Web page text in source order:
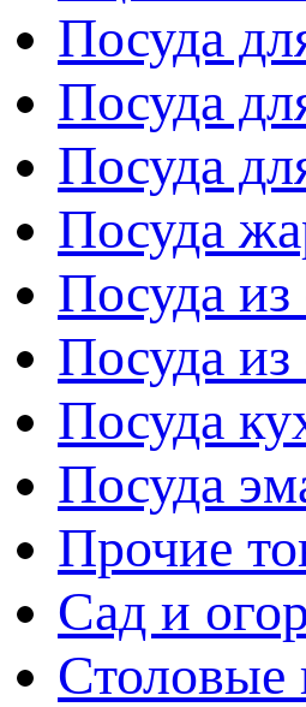
Посуда
Посуда
Посуда
Посуда
Посуда из
Посуда
Посуда
Посуда
Прочие
Сад и
Столовые